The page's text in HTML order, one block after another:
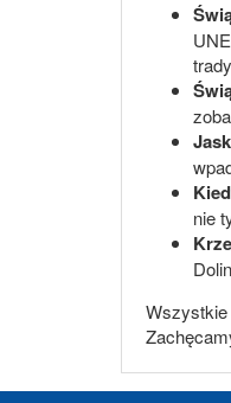
nie
Wszystkie